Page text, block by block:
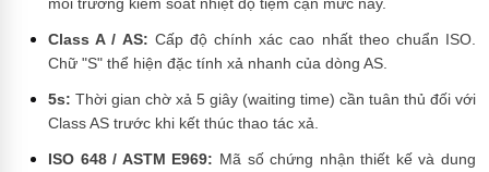
Class A / AS: Cấp độ chính xác cao nhất theo chuẩn ISO.
Chữ "S" thể hiện đặc tính xả nhanh của dòng AS.
5s: Thời gian chờ xả 5 giây (waiting time) cần tuân thủ đối với
Class AS trước khi kết thúc thao tác xả.
ISO 648 / ASTM E969: Mã số chứng nhận thiết kế và dung